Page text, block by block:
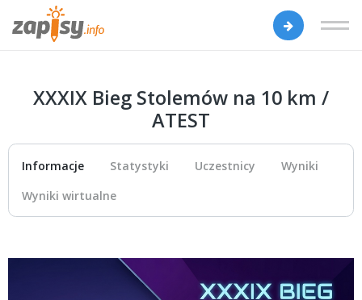
XXXIX Bieg Stolemów na 10 km /
ATEST
Informacje Statystyki Uczestnicy
Wyniki
Wyniki wirtualne